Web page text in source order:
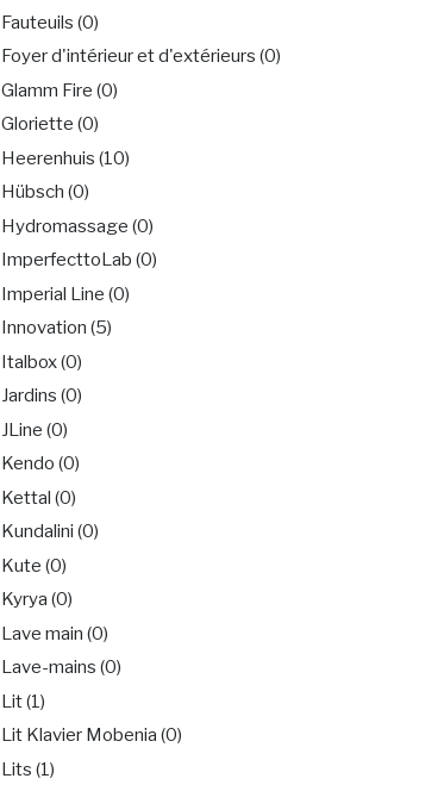
Fauteuils (0)
Foyer d'intérieur et d'extérieurs (0)
Glamm Fire (0)
Gloriette (0)
Heerenhuis (10)
Hübsch (0)
Hydromassage (0)
ImperfecttoLab (0)
Imperial Line (0)
Innovation (5)
Italbox(0)
Jardins (0)
JLine (0)
Kendo (0)
Kettal (0)
Kundalini (0)
Kute (0)
Kyrya (0)
Lave main (0)
Lave-mains (0)
Lit(1)
Lit Klavier Mobenia (0)
Lits (1)